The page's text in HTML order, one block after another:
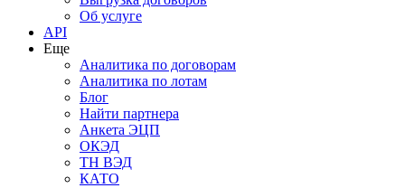
Об услуге
API
Еще
Аналитика по договорам
Аналитика по лотам
Блог
Найти партнера
Анкета ЭЦП
ОКЭД
ТН ВЭД
КАТО